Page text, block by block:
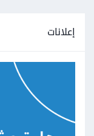
إعلانات